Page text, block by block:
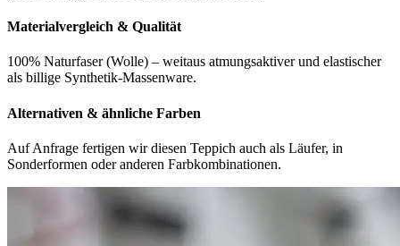
Materialvergleich & Qualität
100% Naturfaser (Wolle) – weitaus atmungsaktiver und elastischer
als billige Synthetik-Massenware.
Alternativen & ähnliche Farben
Auf Anfrage fertigen wir diesen Teppich auch als Läufer, in
Sonderformen oder anderen Farbkombinationen.